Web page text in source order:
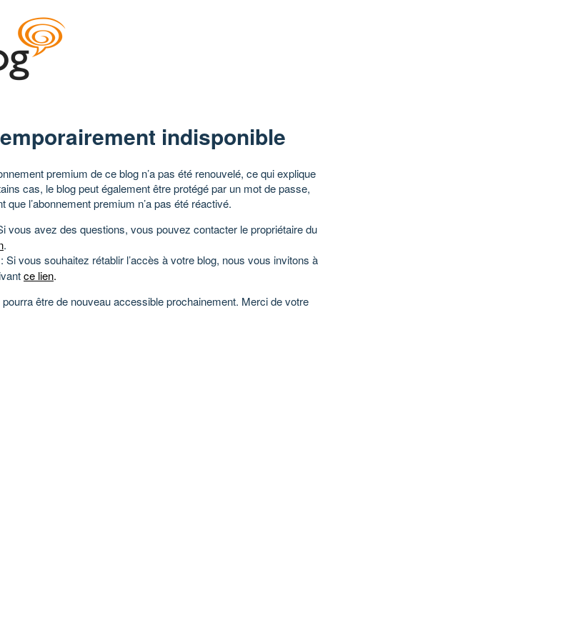
indisponible
premium de ce blog n’a pas été renouvelé, ce qui explique
cas, le blog peut également être protégé par un mot de passe,
que l’abonnement premium n’a pas été réactivé.
vous avez des questions, vous pouvez contacter le propriétaire du
.
: Si vous souhaitez rétablir l’accès à votre blog, nous vous invitons à
ce lien.
être de nouveau accessible prochainement. Merci de votre